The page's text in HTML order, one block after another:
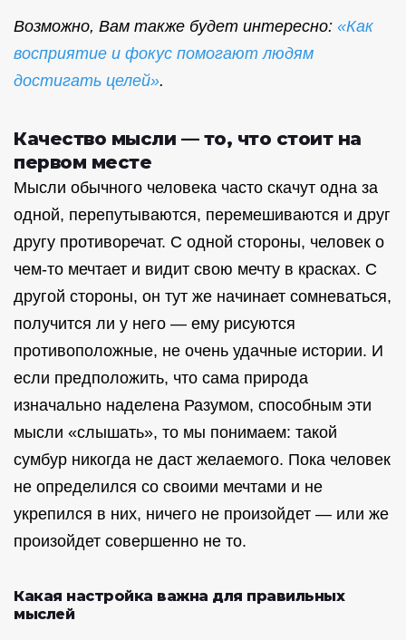
Возможно, Вам также будет интересно: «Как
восприятие и фокус помогают людям
достигать целей».
Качество мысли — то, что стоит на
первом месте
Мысли обычного человека часто скачут одна за
одной, перепутываются, перемешиваются и друг
другу противоречат. С одной стороны, человек о
чем-то мечтает и видит свою мечту в красках. С
другой стороны, он тут же начинает сомневаться,
получится ли у него — ему рисуются
противоположные, не очень удачные истории. И
если предположить, что сама природа
изначально наделена Разумом, способным эти
мысли «слышать», то мы понимаем: такой
сумбур никогда не даст желаемого. Пока человек
не определился со своими мечтами и не
укрепился в них, ничего не произойдет — или же
произойдет совершенно не то.
Какая настройка важна для правильных
мыслей